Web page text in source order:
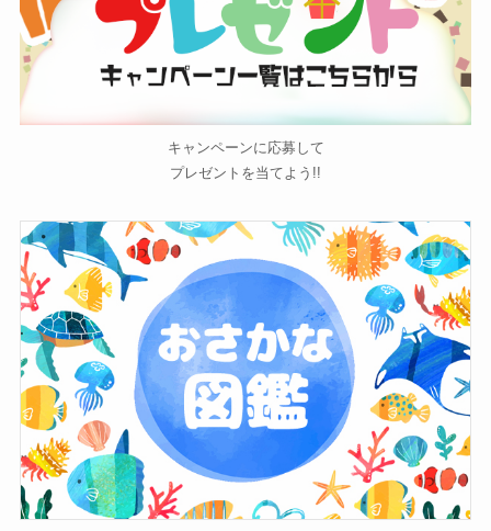
キャンペーンに応募して
プレゼントを当てよう!!